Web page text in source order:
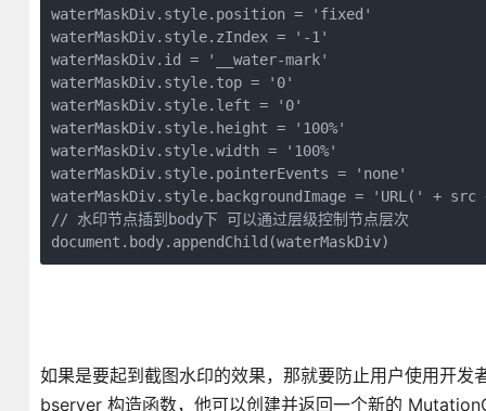
waterMaskDiv.style.position = 'fixed'
waterMaskDiv.style.zIndex = '-1'
waterMaskDiv.id = '__water-mark'
waterMaskDiv.style.top = '0'
waterMaskDiv.style.left = '0'
waterMaskDiv.style.height = '100%'
waterMaskDiv.style.width = '100%'
waterMaskDiv.style.pointerEvents = 'none'
waterMaskDiv.style.backgroundImage = 'URL(' +
// 水印节点插到body下 可以通过层级控制节点层次
document.body.appendChild(waterMaskDiv)
如果是要起到截图水印的效果，那就要防止用户使用开
bserver 构造函数，他可以创建并返回一个新的